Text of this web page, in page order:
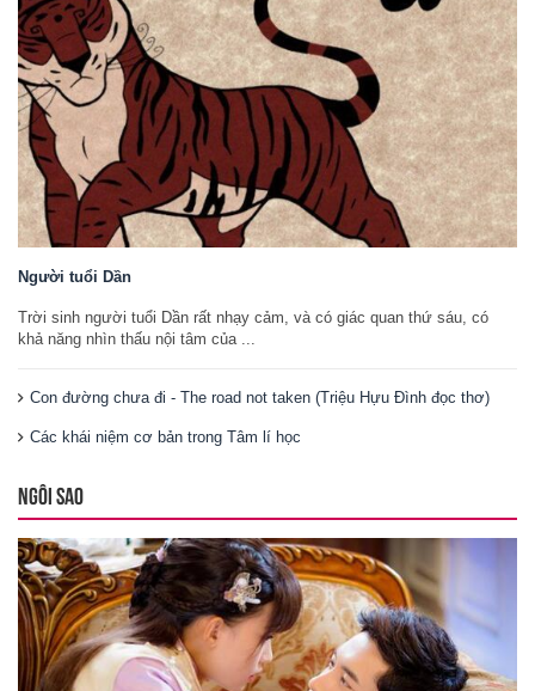
Người tuổi Dần
Trời sinh người tuổi Dần rất nhạy cảm, và có giác quan thứ sáu, có
khả năng nhìn thấu nội tâm của ...
Con đường chưa đi - The road not taken (Triệu Hựu Đình đọc thơ)
Các khái niệm cơ bản trong Tâm lí học
NGÔI SAO